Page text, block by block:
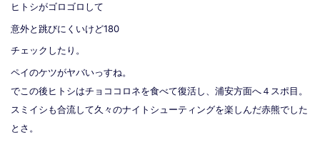
ヒトシがゴロゴロして
意外と跳びにくいけど180
チェックしたり。
ペイのケツがヤバいっすね。
でこの後ヒトシはチョココロネを食べて復活し、浦安方面へ４スポ目。
スミイシも合流して久々のナイトシューティングを楽しんだ赤熊でした
とさ。